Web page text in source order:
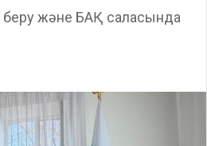
беру және БАҚ саласында